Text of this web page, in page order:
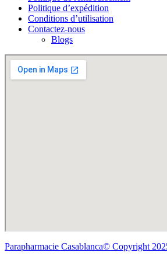
Politique d’expédition
Conditions d’utilisation
Contactez-nous
Blogs
Parapharmacie Casablanca© Copyright